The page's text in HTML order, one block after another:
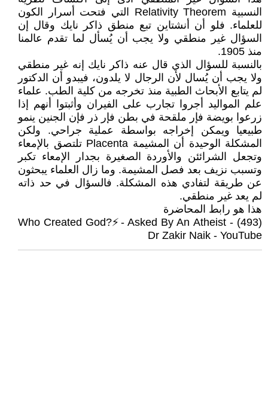
النسبية Relativity Theorem التي فتحت أسرار الكون
للعلماء. فلو أن أنشتاين تبع منطق ذاكر نايك وقال إن
السؤال غير منطقي ولا يجب أن يُسأل لما تقدم عالمنا
منذ 1905.
بالنسبة للسؤال الذي قال عنه ذاكر نايك إنه غير منطقي
ولا يجب أن يُسال لأن الرجال لا يلدون، فيبدو أن الدكتور
لم يتابع الأبحاث الطبية منذ تخرجه من كلية الطب. علماء
علم المواليد أجروا تجارب على الفيران وأثبتوا أنهم إذا
زرعوا بويضة فإر ملقحة في بطن فإر ذر فإن الجنين ينمو
طبيعيا ويمكن إخراجه بواسطة عملية جراحي. ولكن
المشكلة الوحيدة أن المشيمة Placenta تلتصق بالإمعاء
وتجعل الشرائئن والأوردة الصغيرة بجدار الإمعاء تكبر
وتسبب نزيف بعد فصل المشيمة. وما زال العلماء يبحثون
عن طريقة لتفادي هذه المشكلة. فالسؤال في حد ذاته
لم يعد غير منطقي.
هذا هو رابط المحاضرة
(493) Who Created God?⚡️- Asked By An Atheist -
Dr Zakir Naik - YouTube